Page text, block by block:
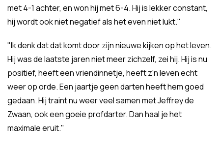
met 4-1 achter, en won hij met 6-4. Hij is lekker constant,
hij wordt ook niet negatief als het even niet lukt."
"Ik denk dat dat komt door zijn nieuwe kijken op het leven.
Hij was de laatste jaren niet meer zichzelf, zei hij. Hij is nu
positief, heeft een vriendinnetje, heeft z'n leven echt
weer op orde. Een jaartje geen darten heeft hem goed
gedaan. Hij traint nu weer veel samen met Jeffrey de
Zwaan, ook een goeie profdarter. Dan haal je het
maximale eruit."